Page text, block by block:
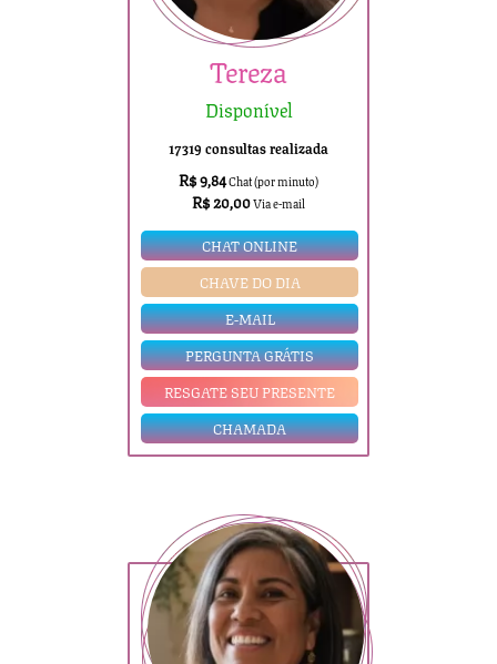
Tereza
Disponível
17319 consultas realizada
R$ 9,84Chat (por minuto)
R$ 20,00Via e-mail
CHAT ONLINE
CHAVE DO DIA
E-MAIL
PERGUNTA GRÁTIS
RESGATE SEU PRESENTE
CHAMADA